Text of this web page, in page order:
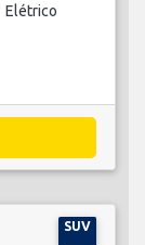
Elétrico
SUV